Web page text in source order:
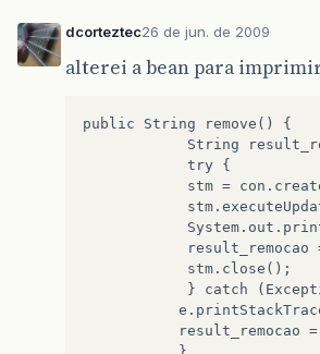
dcorteztec26 de jun. de 2009
alterei a bean para
public String remove() {